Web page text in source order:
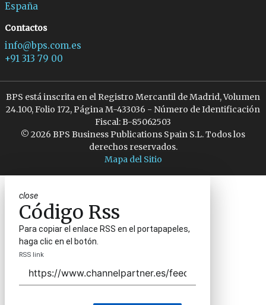
España
Contactos
info@bps.com.es
+91 313 79 00
BPS está inscrita en el Registro Mercantil de Madrid, Volumen
24.100, Folio 172, Página M-433036 - Número de Identificación
Fiscal: B-85062503
© 2026 BPS Business Publications Spain S.L. Todos los
derechos reservados.
Mapa del Sitio
close
Código Rss
Para copiar el enlace RSS en el portapapeles,
haga clic en el botón.
RSS link